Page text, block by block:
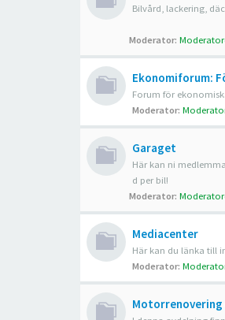
Bilvård, lackering,
Moderator:
Ekonomiforum:
Forum för
Moderator:
Garaget
Här kan ni
d per bil!
Moderator:
Mediacenter
Här kan du länka till
Moderator: